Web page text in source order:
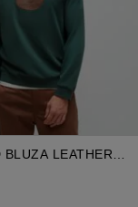
LEATHER
SWEATSHIRT